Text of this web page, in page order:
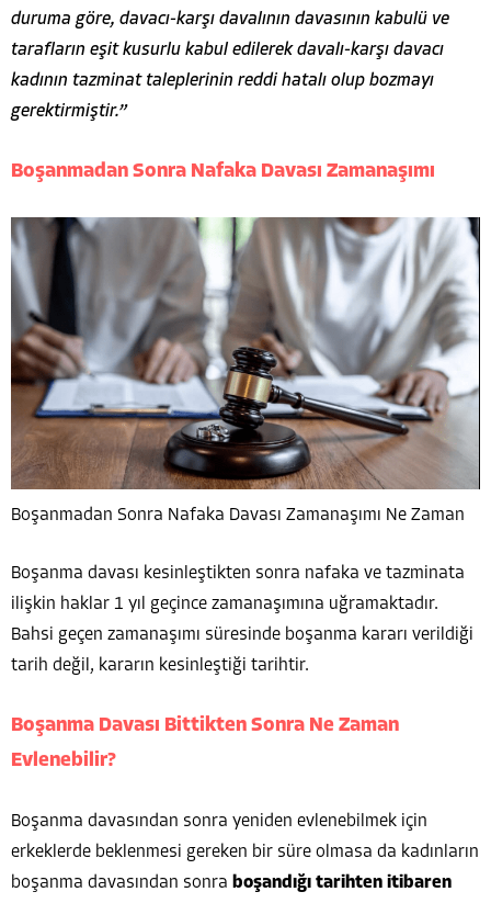
duruma göre, davacı-karşı davalının davasının kabulü ve
tarafların eşit kusurlu kabul edilerek davalı-karşı davacı
kadının tazminat taleplerinin reddi hatalı olup bozmayı
gerektirmiştir.”
Boşanmadan Sonra Nafaka Davası Zamanaşımı
Boşanmadan Sonra Nafaka Davası Zamanaşımı Ne Zaman
Boşanma davası kesinleştikten sonra nafaka ve tazminata
ilişkin haklar 1 yıl geçince zamanaşımına uğramaktadır.
Bahsi geçen zamanaşımı süresinde boşanma kararı verildiği
tarih değil, kararın kesinleştiği tarihtir.
Boşanma Davası Bittikten Sonra Ne Zaman
Evlenebilir?
Boşanma davasından sonra yeniden evlenebilmek için
erkeklerde beklenmesi gereken bir süre olmasa da kadınların
boşanma davasından sonra boşandığı tarihten itibaren